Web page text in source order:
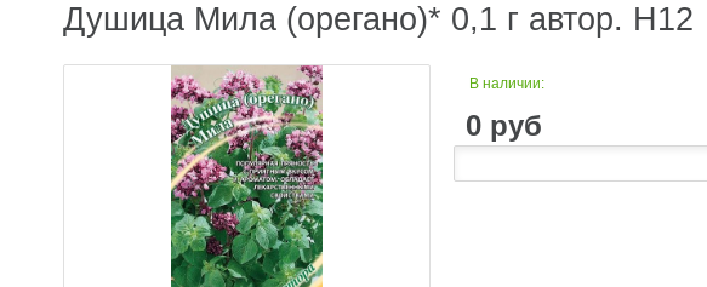
Душица Мила (орегано)* 0,1 г автор. Н12
В наличии:
0 руб